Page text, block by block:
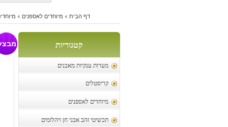
דף הבית » מיוחדים לאספנים »
קטגוריות
מערות ענקיות מאבנים
קריסטלים
מיוחדים לאספנים
תכשיטי זהב אבני חן ויהלומים